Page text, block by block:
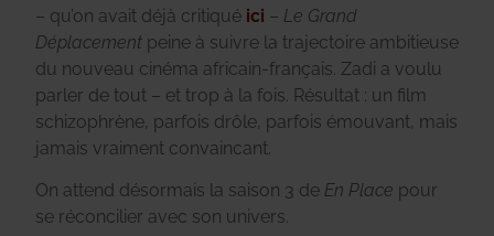
– qu’on avait déjà critiqué ici – Le Grand
Déplacement peine à suivre la trajectoire ambitieuse
du nouveau cinéma africain-français. Zadi a voulu
parler de tout – et trop à la fois. Résultat : un film
schizophrène, parfois drôle, parfois émouvant, mais
jamais vraiment convaincant.
On attend désormais la saison 3 de En Place pour
se réconcilier avec son univers.